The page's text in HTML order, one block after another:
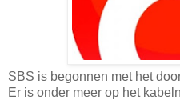
SBS is begonnen met het
Er is onder meer op het